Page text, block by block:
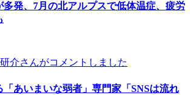
多発、7月の北アルプスで低体温症、疲労
介さんがコメントしました
「あいまいな弱者」専門家「SNSは流れ